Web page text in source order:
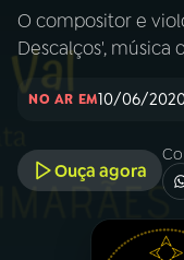
Início
01 INÍCIO
A RÁDIO
O compositor e
Descalços', música
NO AR EM10/06/
Ouça agora